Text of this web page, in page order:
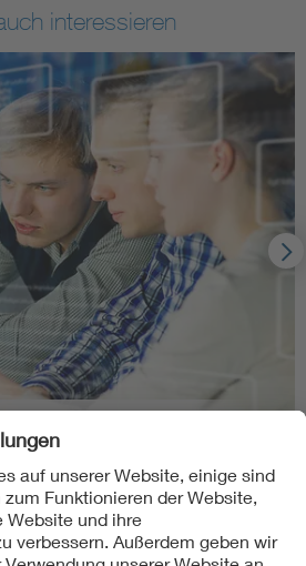
interessieren